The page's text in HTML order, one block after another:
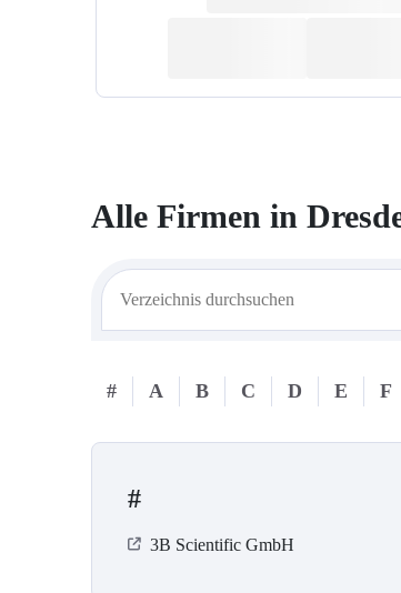
Alle Firmen in
# A B C D E F
#
3B Scientific GmbH